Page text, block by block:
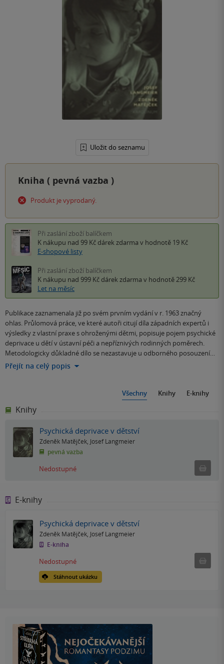
Uložit do seznamu
Kniha ( pevná vazba )
Produkt je vyprodaný.
Při zaslání zboží balíčkem
K nákupu nad 99 Kč dárek zdarma v hodnotě 19 Kč
E-shopové listy
Při zaslání zboží balíčkem
K nákupu nad 999 Kč dárek zdarma v hodnotě 299 Kč
Let na měsíc
Publikace zaznamenala již po svém prvním vydání v r. 1963 značný
ohlas. Průlomová práce, ve které autoři citují díla západních expertů i
výsledky z vlastní praxe s ohroženými dětmi, popisuje pojem psychické
deprivace u dětí v ústavní péči a nepříznivých rodinných poměrech.
Metodologicky důkladné dílo se nezastavuje u odborného posouzení…
Přejít na celý popis
Všechny Knihy E-knihy
Knihy
Psychická deprivace v dětství
Zdeněk Matějček Josef Langmeier
pevná vazba
Nedostupné
E-knihy
Psychická deprivace v dětství
Zdeněk Matějček Josef Langmeier
E-kniha
Stáhnout ukázku
Nedostupné